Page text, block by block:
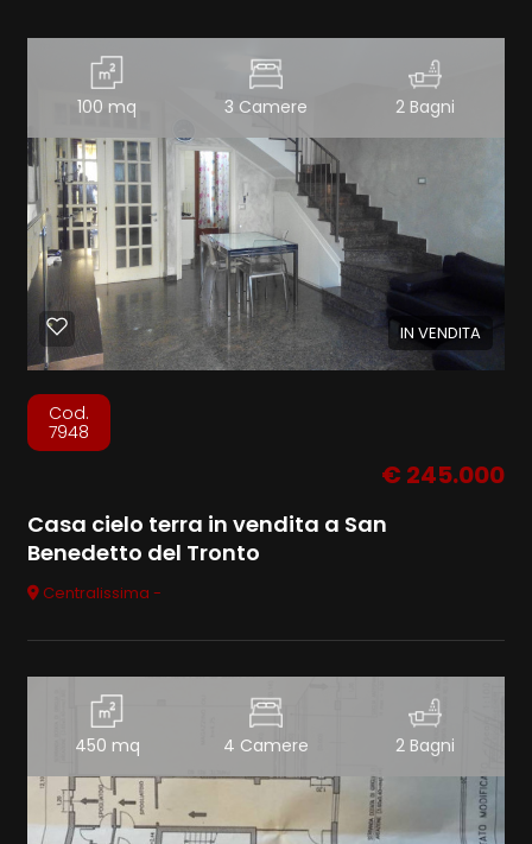
100 mq 3 Camere 2 Bagni
IN VENDITA
Cod.
7948
€ 245.000
Casa cielo terra in vendita a San
Benedetto del Tronto
Centralissima -
450 mq 4 Camere 2 Bagni